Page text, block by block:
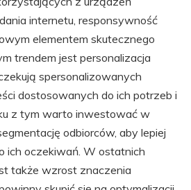
internetu, responsywność
elementem skutecznego
trendem jest personalizacja
spersonalizowanych
dostosowanych do ich potrzeb i
z tym warto inwestować w
odbiorców, aby lepiej
ich oczekiwań. W ostatnich
także wzrost znaczenia